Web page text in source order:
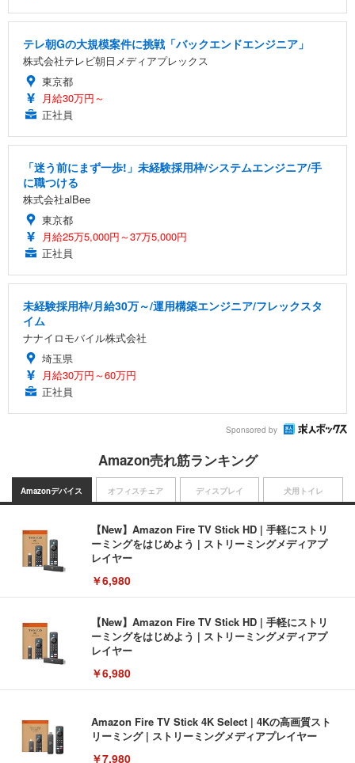
テレ朝Gの大規模案件に挑戦「バックエンドエンジニア」
株式会社テレビ朝日メディアプレックス
東京都
月給30万円～
正社員
「迷う前にまず一歩!」未経験採用枠/システムエンジニア/手
に職つける
株式会社alBee
東京都
月給25万5,000円～37万5,000円
正社員
未経験採用枠/月給30万～/運用構築エンジニア/フレックスタ
イム
ナナイロモバイル株式会社
埼玉県
月給30万円～60万円
正社員
Sponsored by
Amazon売れ筋ランキング
Amazonデバイス
【New】Amazon Fire TV Stick HD | 手軽にストリ
ーミングをはじめよう | ストリーミングメディアプ
レイヤー
￥6,980
【New】Amazon Fire TV Stick HD | 手軽にストリ
ーミングをはじめよう | ストリーミングメディアプ
レイヤー
￥6,980
Amazon Fire TV Stick 4K Select | 4Kの高画質スト
リーミング | ストリーミングメディアプレイヤー
￥7,980
オフィスチェア ディスプレイ 犬用トイレ